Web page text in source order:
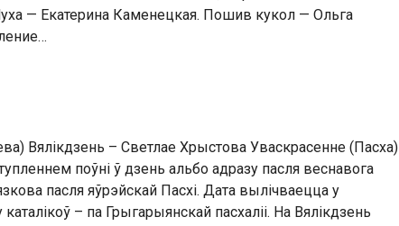
— Екатерина Каменецкая. Пошив кукол — Ольга
Вялікдзень – Светлае Хрыстова Уваскрасенне (Пасха)
поўні ў дзень альбо адразу пасля веснавога
пасля яўрэйскай Пасхі. Дата вылічваецца у
– па Грыгарыянскай пасхаліі. На Вялікдзень